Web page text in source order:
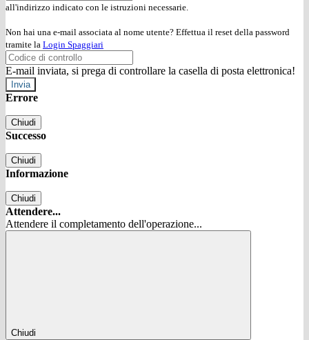
all'indirizzo indicato con le istruzioni necessarie.
Non hai una e-mail associata al nome utente? Effettua il reset della password
tramite la Login Spaggiari
E-mail inviata, si prega di controllare la casella di posta elettronica!
Errore
Chiudi
Successo
Chiudi
Informazione
Chiudi
Attendere...
Attendere il completamento dell'operazione...
Chiudi